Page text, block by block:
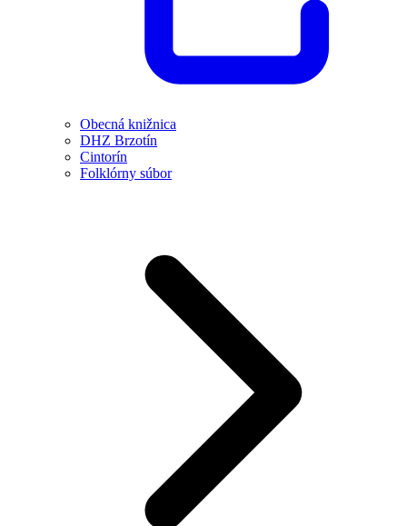
Obecná knižnica
DHZ Brzotín
Cintorín
Folklórny súbor